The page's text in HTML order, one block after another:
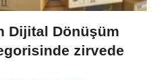
Dijital Dönüşüm
zirvede